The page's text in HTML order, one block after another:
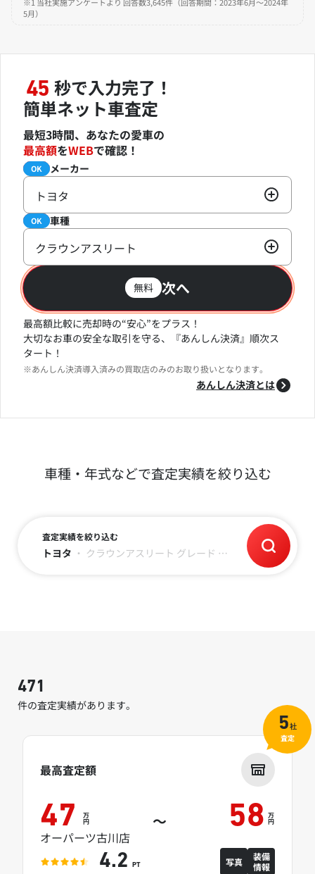
5月）
45 秒で入力完了！
簡単ネット車査定
最短3時間、あなたの愛車の
最高額をWEBで確認！
必須 メーカー
OK
トヨタ
必須 車種
OK
クラウンアスリート
無料 次へ
最高額比較に売却時の“安心”をプラス！
大切なお車の安全な取引を守る、『あんしん決済』順次ス
タート！
※あんしん決済導入済みの買取店のみのお取り扱いとなります。
あんしん決済とは
車種・年式などで査定実績を絞り込む
査定実績を絞り込む
トヨタ ・ クラウンアスリート グレード ・ 年式 ・走行距離
471
件の査定実績があります。
最高査定額
47 万
円 ～ 58 万
円
オーパーツ古川店
4.2 PT 写真
装備
情報
5社
査定